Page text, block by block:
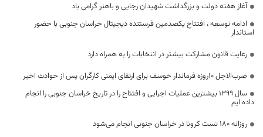
آغاز هفته دولت و بزرگداشت شهیدان رجایی و باهنر گرامی باد
ادامه توسعه ، افتتاح یکصدمین فرستنده دیجیتال خراسان جنوبی با حضور
استاندار
رعایت قانون مشارکت بیشتر در انتخابات را به همراه دارد
ضرب‌الاجل 10روزه فرماندار خوسف برای ارتقای ایمنی کارگران پس از حوادث اخیر
سال 1399 بیشترین عملیات اجرایی و افتتاح را در تاریخ خراسان جنوبی را انجام
داده ایم
روزانه ۱۸۰ تست کرونا در خراسان جنوبی انجام می‌شود